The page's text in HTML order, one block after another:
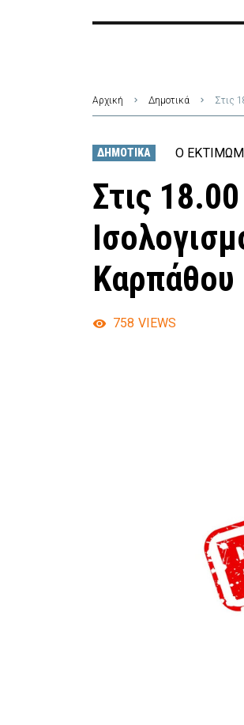
Αρχική Δημοτικά Στις
ΔΗΜΟΤΙΚΆ Ο
Στις
Καρπάθου
758 VIEWS